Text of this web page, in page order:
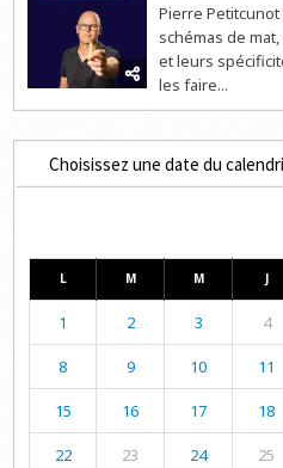
Pierre
schémas de
et leurs
les faire...
Choisissez une date du
L M M J
1 2 3 4
8 9 10 11
15 16 17 18
22 23 24 25